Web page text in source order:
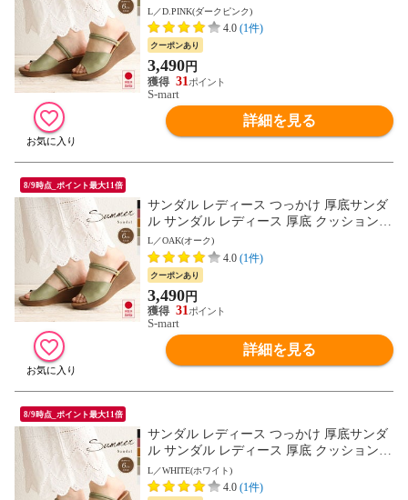
ストラップサンダル 脱げにくい 2way ウェ
ッジソール ミュール オープントゥ 6cm ヒ
ール ウエッジソール 夏 日本製 黒 ブラッ
ク ベージュ グリーン ピンク 白 ホワイト 1
332 送料無料
L／D.PINK(ダークピンク)
4.0 (1件)
クーポンあり
3,490円
31
S-mart
詳細を見る
8/9時点_ポイント最大11倍
サンダル レディース つっかけ 厚底サンダ
ル サンダル レディース 厚底 クッション
ストラップサンダル 脱げにくい 2way ウェ
ッジソール ミュール オープントゥ 6cm ヒ
ール ウエッジソール 夏 日本製 黒 ブラッ
ク ベージュ グリーン ピンク 白 ホワイト 1
332 送料無料
L／OAK(オーク)
4.0 (1件)
クーポンあり
3,490円
31
S-mart
詳細を見る
8/9時点_ポイント最大11倍
サンダル レディース つっかけ 厚底サンダ
ル サンダル レディース 厚底 クッション
ストラップサンダル 脱げにくい 2way ウェ
ッジソール ミュール オープントゥ 6cm ヒ
L／WHITE(ホワイト)
4.0 (1件)